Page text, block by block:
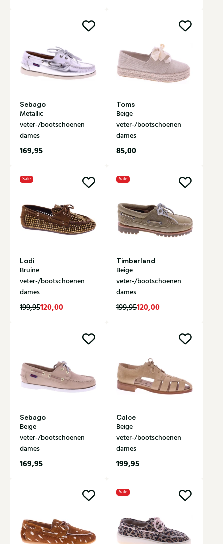
Sebago
Metallic
veter-/bootschoenen
dames
169,95
Toms
Beige
veter-/bootschoenen
dames
85,00
Sale
Lodi
Bruine
veter-/bootschoenen
dames
199,95120,00
Sale
Timberland
Beige
veter-/bootschoenen
dames
199,95120,00
Sebago
Beige
veter-/bootschoenen
dames
169,95
Calce
Beige
veter-/bootschoenen
dames
199,95
Sale